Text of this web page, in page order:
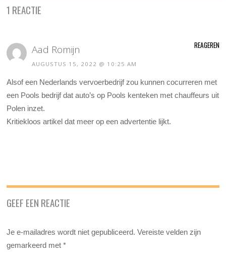
1 REACTIE
Aad Romijn
AUGUSTUS 15, 2022 @ 10:25 AM
Alsof een Nederlands vervoerbedrijf zou kunnen cocurreren met
een Pools bedrijf dat auto’s op Pools kenteken met chauffeurs uit
Polen inzet.
Kritiekloos artikel dat meer op een advertentie lijkt.
REAGEREN
GEEF EEN REACTIE
Je e-mailadres wordt niet gepubliceerd. Vereiste velden zijn
gemarkeerd met*